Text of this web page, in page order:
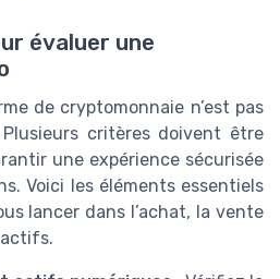
évaluer une
de cryptomonnaie n’est pas
critères doivent être
une expérience sécurisée
Voici les éléments essentiels
lancer dans l’achat, la vente